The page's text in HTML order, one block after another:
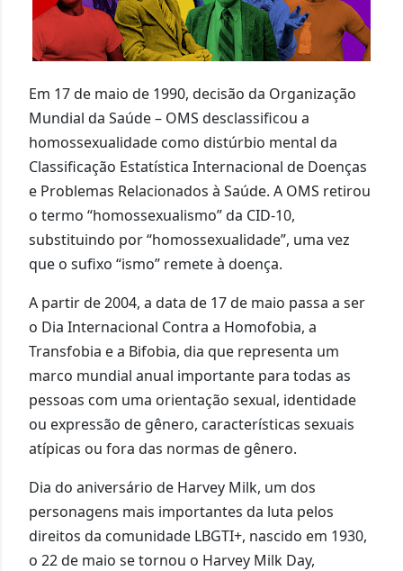
Em 17 de maio de 1990, decisão da Organização
Mundial da Saúde – OMS desclassificou a
homossexualidade como distúrbio mental da
Classificação Estatística Internacional de Doenças
e Problemas Relacionados à Saúde. A OMS retirou
o termo “homossexualismo” da CID-10,
substituindo por “homossexualidade”, uma vez
que o sufixo “ismo” remete à doença.
A partir de 2004, a data de 17 de maio passa a ser
o Dia Internacional Contra a Homofobia, a
Transfobia e a Bifobia, dia que representa um
marco mundial anual importante para todas as
pessoas com uma orientação sexual, identidade
ou expressão de gênero, características sexuais
atípicas ou fora das normas de gênero.
Dia do aniversário de Harvey Milk, um dos
personagens mais importantes da luta pelos
direitos da comunidade LBGTI+, nascido em 1930,
o 22 de maio se tornou o Harvey Milk Day,